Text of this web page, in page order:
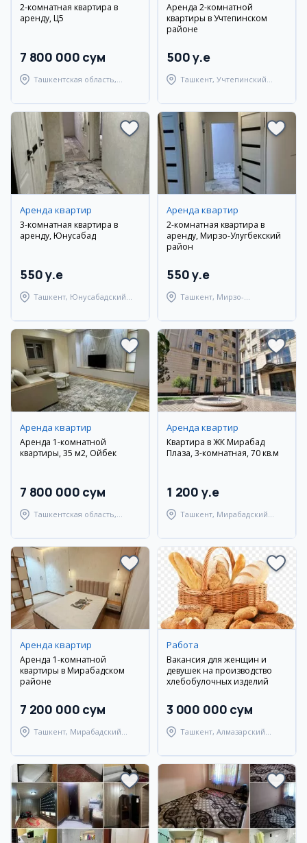
2-комнатная квартира в
аренду, Ц5
7 800 000 сум
Ташкентская область,
Аренда 2-комнатной
квартиры в Учтепинском
районе
500 y.e
Ташкент, Учтепинский
Аренда квартир
3-комнатная квартира в
аренду, Юнусабад
550 y.e
Ташкент, Юнусабадский
Аренда квартир
2-комнатная квартира в
аренду, Мирзо-Улугбекский
район
550 y.e
Ташкент, Мирзо-
Аренда квартир
Аренда 1-комнатной
квартиры, 35 м2, Ойбек
7 800 000 сум
Ташкентская область,
Аренда квартир
Квартира в ЖК Мирабад
Плаза, 3-комнатная, 70 кв.м
1 200 y.e
Ташкент, Мирабадский
Аренда квартир
Аренда 1-комнатной
квартиры в Мирабадском
районе
7 200 000 сум
Ташкент, Мирабадский
Работа
Вакансия для женщин и
девушек на производство
хлебобулочных изделий
3 000 000 сум
Ташкент, Алмазарский